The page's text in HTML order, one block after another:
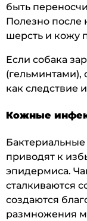
быть
Полезно после
шерсть и кожу
Если собака
(гельминтами),
как следствие
Кожные
приводят к
эпидермиса.
сталкиваются
создаются
размножения